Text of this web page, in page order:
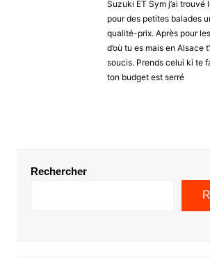
Suzuki ET Sym j’ai trouvé
pour des petites balades
qualité-prix. Après pour
d’où tu es mais en Alsace
soucis. Prends celui ki te
ton budget est serré
Rechercher